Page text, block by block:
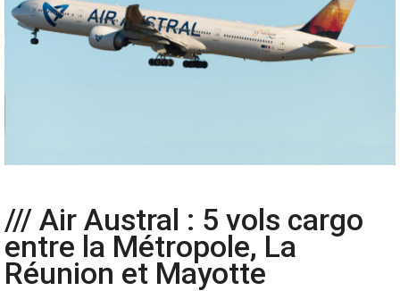
/// Air Austral : 5 vols cargo
entre la Métropole, La
Réunion et Mayotte